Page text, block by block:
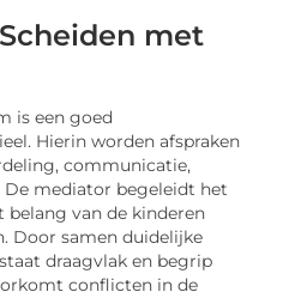
met
is een goed
Hierin worden afspraken
communicatie,
De mediator begeleidt het
belang van de kinderen
Door samen duidelijke
draagvlak en begrip
conflicten in de